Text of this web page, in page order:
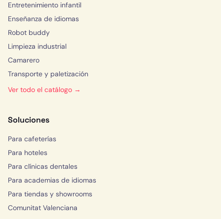
Entretenimiento infantil
Enseñanza de idiomas
Robot buddy
Limpieza industrial
Camarero
Transporte y paletización
Ver todo el catálogo →
Soluciones
Para cafeterías
Para hoteles
Para clínicas dentales
Para academias de idiomas
Para tiendas y showrooms
Comunitat Valenciana